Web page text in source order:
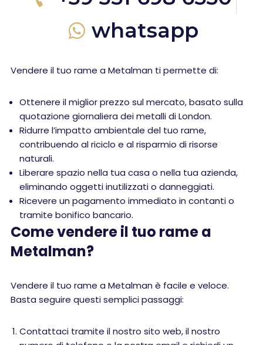
whatsapp
Vendere il tuo rame a Metalman ti permette di:
Ottenere il miglior prezzo sul mercato, basato sulla
quotazione giornaliera dei metalli di London.
Ridurre l’impatto ambientale del tuo rame,
contribuendo al riciclo e al risparmio di risorse
naturali.
Liberare spazio nella tua casa o nella tua azienda,
eliminando oggetti inutilizzati o danneggiati.
Ricevere un pagamento immediato in contanti o
tramite bonifico bancario.
Come vendere il tuo rame a
Metalman?
Vendere il tuo rame a Metalman è facile e veloce.
Basta seguire questi semplici passaggi:
Contattaci tramite il nostro sito web, il nostro